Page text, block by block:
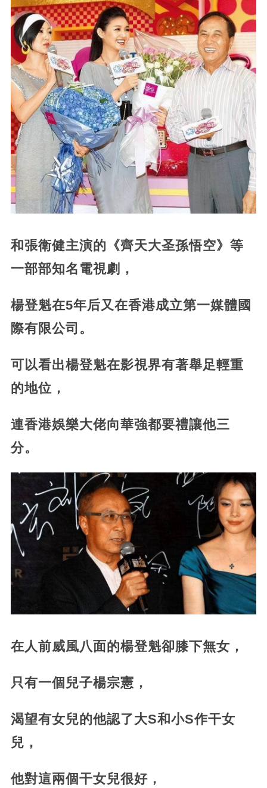
和張衛健主演的《齊天大圣孫悟空》等
一部部知名電視劇，
楊登魁在5年后又在香港成立第一媒體國
際有限公司。
可以看出楊登魁在影視界有著舉足輕重
的地位，
連香港娛樂大佬向華強都要禮讓他三
分。
在人前威風八面的楊登魁卻膝下無女，
只有一個兒子楊宗憲，
渴望有女兒的他認了大S和小S作干女
兒，
他對這兩個干女兒很好，